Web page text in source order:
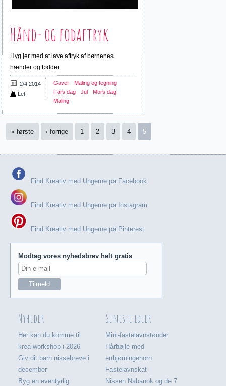
Hånd- og fodaftryk
Hyg jer med at lave aftryk af børnenes
hænder og fødder.
2/4 2014
Let
Gaver
Maling og tegning
Fars dag
Jul
Mors dag
Maling
Sider« første ‹ forrige 1 2 3 4 5
Find Kreativ med Ungerne på Facebook
Find Kreativ med Ungerne på Instagram
Find Kreativ med Ungerne på Pinterest
Modtag vores nyhedsbrev helt gratis
Nyheder
Her kan du komme til
krea-workshop i 2026
Giv dit barn nissebreve i
december
Byg en eventyrlig
Seneste ideer
Mini-fastelavnstønder
Hårbøjle med
enhjørningehorn
Fastelavnskat
Nissen Nabanok og de 7